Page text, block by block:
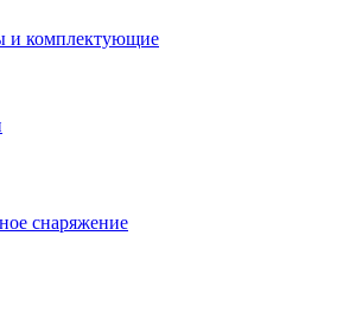
и комплектующие
снаряжение